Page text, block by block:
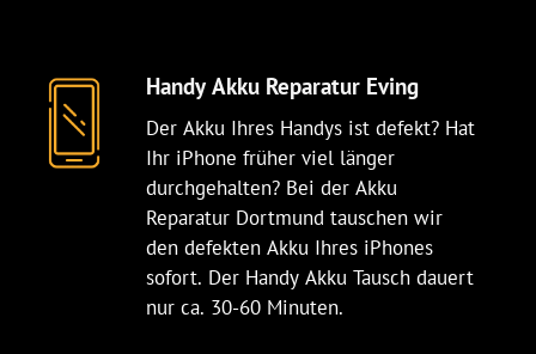
Handy Akku Reparatur Eving
Der Akku Ihres Handys ist defekt? Hat
Ihr iPhone früher viel länger
durchgehalten? Bei der Akku
Reparatur Dortmund tauschen wir
den defekten Akku Ihres iPhones
sofort. Der Handy Akku Tausch dauert
nur ca. 30-60 Minuten.